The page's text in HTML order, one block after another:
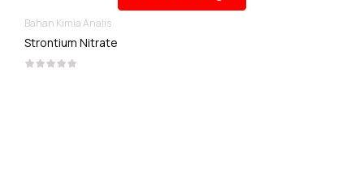
Bahan Kimia Analis
Strontium Nitrate